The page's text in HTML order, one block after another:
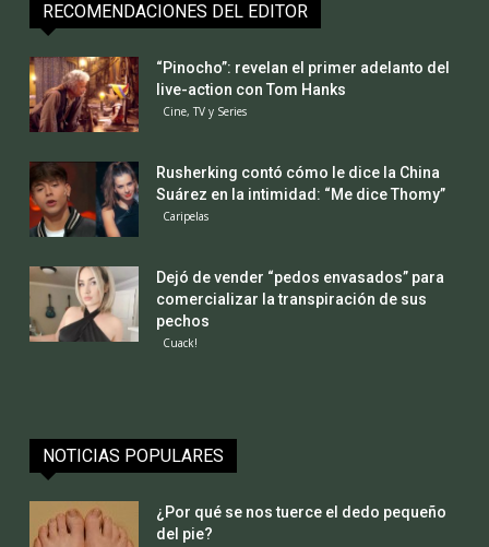
RECOMENDACIONES DEL EDITOR
“Pinocho”: revelan el primer adelanto del
live-action con Tom Hanks
Cine, TV y Series
Rusherking contó cómo le dice la China
Suárez en la intimidad: “Me dice Thomy”
Caripelas
Dejó de vender “pedos envasados” para
comercializar la transpiración de sus
pechos
Cuack!
NOTICIAS POPULARES
¿Por qué se nos tuerce el dedo pequeño
del pie?